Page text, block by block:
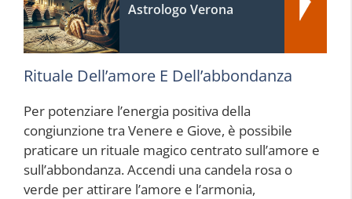
Astrologo Verona
Rituale Dell’amore E Dell’abbondanza
Per potenziare l’energia positiva della
congiunzione tra Venere e Giove, è possibile
praticare un rituale magico centrato sull’amore e
sull’abbondanza. Accendi una candela rosa o
verde per attirare l’amore e l’armonia,